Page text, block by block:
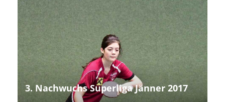
3. Nachwuchs Superliga Jänner 2017